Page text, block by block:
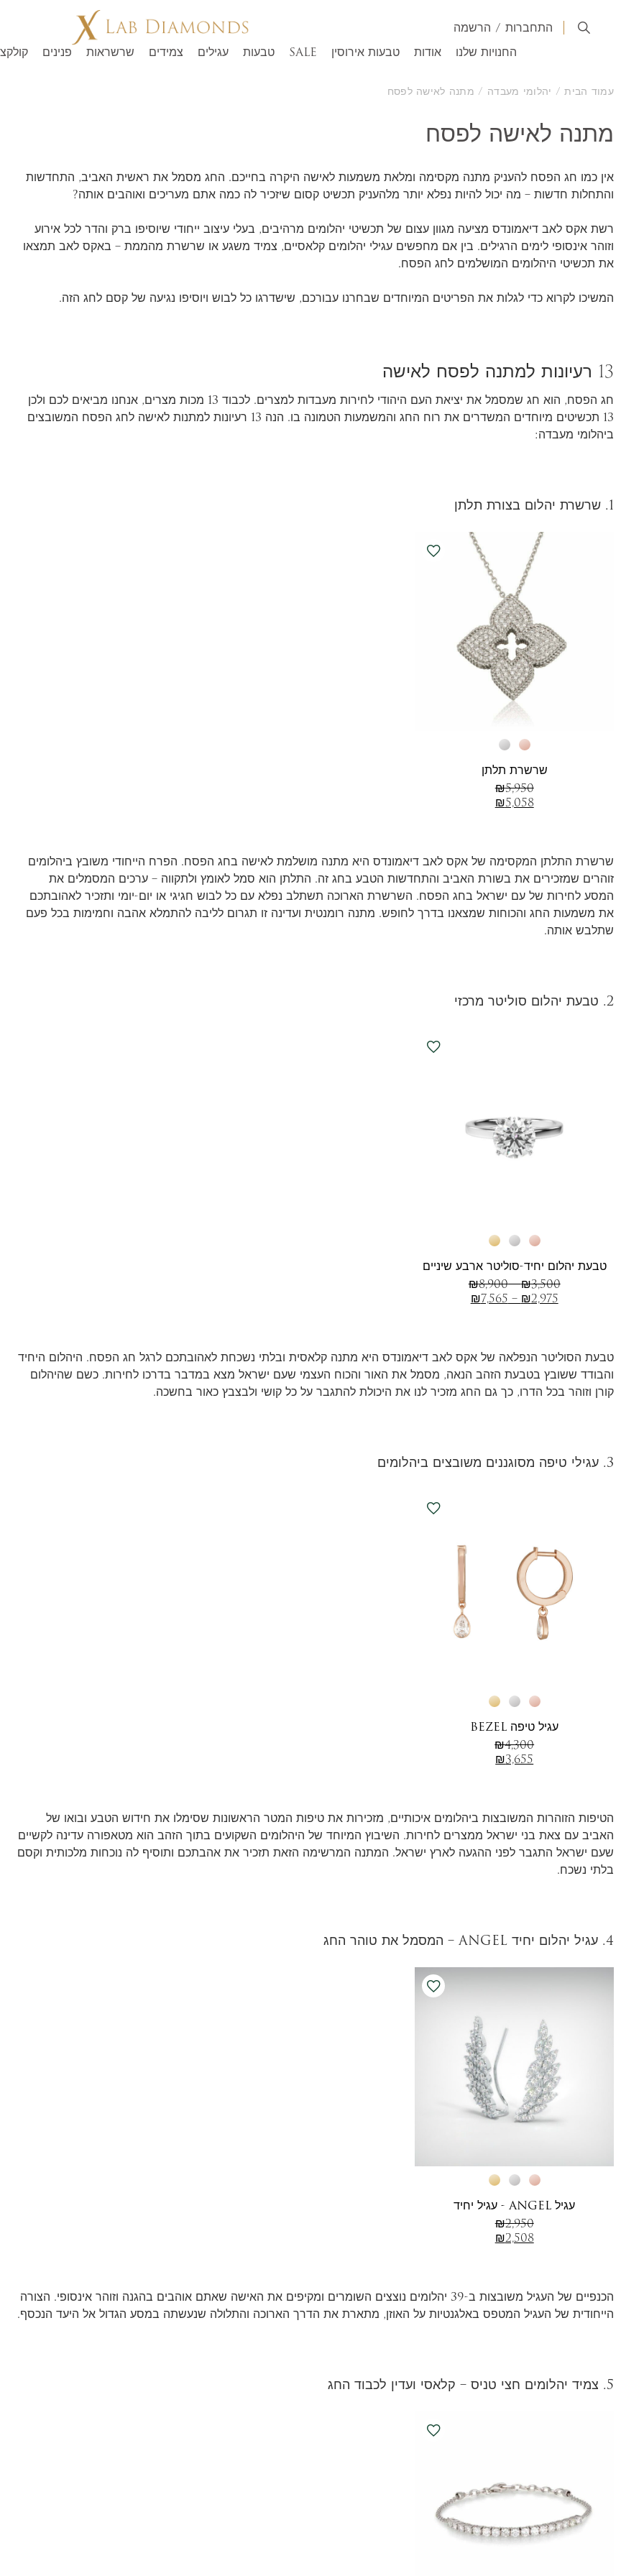
התחברות / הרשמה
החנויות שלנו
אודות טבעות אירוסין SALE טבעות עגילים צמידים שרשראות פנינים
עמוד הבית/ יהלומי מעבדה / מתנה לאישה לפסח
מתנה לאישה לפסח
אין כמו חג הפסח להעניק מתנה מקסימה ומלאת משמעות לאישה היקרה בחייכם. החג מסמל את ראשית האביב, התחדשות
והתחלות חדשות – מה יכול להיות נפלא יותר מלהעניק תכשיט קסום שיזכיר לה כמה אתם מעריכים ואוהבים אותה?
רשת אקס לאב דיאמונדס מציעה מגוון עצום של תכשיטי יהלומים מרהיבים, בעלי עיצוב ייחודי שיוסיפו ברק והדר לכל אירוע
וזוהר אינסופי לימים הרגילים. בין אם מחפשים עגילי יהלומים קלאסיים, צמיד משגע או שרשרת מהממת – באקס לאב תמצאו
את תכשיטי היהלומים המושלמים לחג הפסח.
המשיכו לקרוא כדי לגלות את הפריטים המיוחדים שבחרנו עבורכם, שישדרגו כל לבוש ויוסיפו נגיעה של קסם לחג הזה.
13 רעיונות למתנה לפסח לאישה
חג הפסח, הוא חג שמסמל את יציאת העם היהודי לחירות מעבדות למצרים. לכבוד 13 מכות מצרים, אנחנו מביאים לכם ולכן
13 תכשיטים מיוחדים המשדרים את רוח החג והמשמעות הטמונה בו. הנה 13 רעיונות למתנות לאישה לחג הפסח המשובצים
ביהלומי מעבדה:
1. שרשרת יהלום בצורת תלתן
שרשרת תלתן
₪5,950
₪5,058
שרשרת התלתן המקסימה של אקס לאב דיאמונדס היא מתנה מושלמת לאישה בחג הפסח. הפרח הייחודי משובץ ביהלומים
זוהרים שמזכירים את בשורת האביב והתחדשות הטבע בחג זה. התלתן הוא סמל לאומץ ולתקווה – ערכים המסמלים את
המסע לחירות של עם ישראל בחג הפסח. השרשרת הארוכה תשתלב נפלא עם כל לבוש חגיגי או יום-יומי ותזכיר לאהובתכם
את משמעות החג והכוחות שמצאנו בדרך לחופש. מתנה רומנטית ועדינה זו תגרום לליבה להתמלא אהבה וחמימות בכל פעם
שתלבש אותה.
2. טבעת יהלום סוליטר מרכזי
טבעת יהלום יחיד-סוליטר ארבע שיניים
₪3,500
–
₪8,900
₪2,975
–
₪7,565
טבעת הסוליטר הנפלאה של אקס לאב דיאמונדס היא מתנה קלאסית ובלתי נשכחת לאהובתכם לרגל חג הפסח. היהלום היחיד
והבודד ששובץ בטבעת הזהב הנאה, מסמל את האור והכוח העצמי שעם ישראל מצא במדבר בדרכו לחירות. כשם שהיהלום
קורן וזוהר בכל הדרו, כך גם החג מזכיר לנו את היכולת להתגבר על כל קושי ולבצבץ כאור בחשכה.
3. עגילי טיפה מסוגננים משובצים ביהלומים
עגיל טיפה BEZEL
₪4,300
₪3,655
הטיפות הזוהרות המשובצות ביהלומים איכותיים, מזכירות את טיפות המטר הראשונות שסימלו את חידוש הטבע ובואו של
האביב עם צאת בני ישראל ממצרים לחירות. השיבוץ המיוחד של היהלומים השקועים בתוך הזהב הוא מטאפורה עדינה לקשיים
שעם ישראל התגבר לפני ההגעה לארץ ישראל. המתנה המרשימה הזאת תזכיר את אהבתכם ותוסיף לה נוכחות מלכותית וקסם
בלתי נשכח.
4. עגיל יהלום יחיד ANGEL – המסמל את טוהר החג
עגיל ANGEL - עגיל יחיד
₪2,950
₪2,508
הכנפיים של העגיל משובצות ב-39 יהלומים נוצצים השומרים ומקיפים את האישה שאתם אוהבים בהגנה וזוהר אינסופי. הצורה
הייחודית של העגיל המטפס באלגנטיות על האוזן, מתארת את הדרך הארוכה והתלולה שנעשתה במסע הגדול אל היעד הנכסף.
5. צמיד יהלומים חצי טניס – קלאסי ועדין לכבוד החג